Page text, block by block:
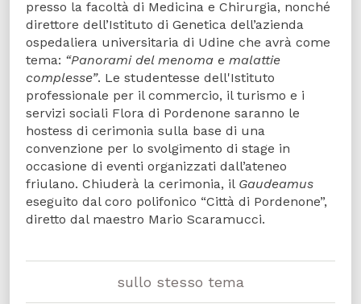
presso la facoltà di Medicina e Chirurgia, nonché
direttore dell’Istituto di Genetica dell’azienda
ospedaliera universitaria di Udine che avrà come
tema: “Panorami del menoma e malattie
complesse”. Le studentesse dell'Istituto
professionale per il commercio, il turismo e i
servizi sociali Flora di Pordenone saranno le
hostess di cerimonia sulla base di una
convenzione per lo svolgimento di stage in
occasione di eventi organizzati dall’ateneo
friulano. Chiuderà la cerimonia, il Gaudeamus
eseguito dal coro polifonico “Città di Pordenone”,
diretto dal maestro Mario Scaramucci.
sullo stesso tema